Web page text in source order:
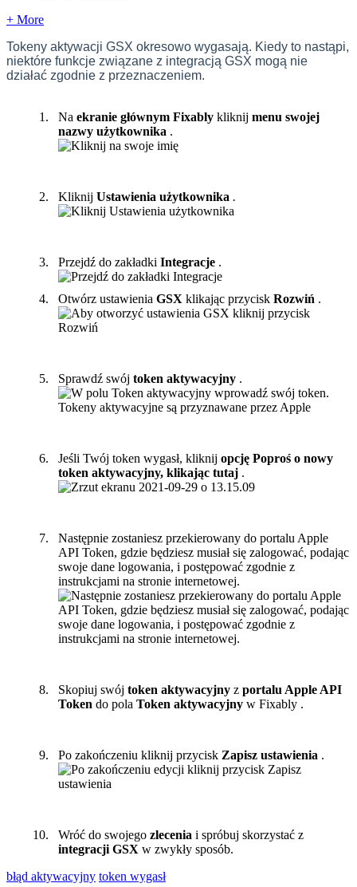
+ More
Tokeny aktywacji GSX okresowo wygasają. Kiedy to nastąpi,
niektóre funkcje związane z integracją GSX mogą nie
działać zgodnie z przeznaczeniem.
Na ekranie głównym Fixably kliknij menu swojej
nazwy użytkownika .
Kliknij Ustawienia użytkownika .
Przejdź do zakładki Integracje .
Otwórz ustawienia GSX klikając przycisk Rozwiń .
Sprawdź swój token aktywacyjny .
Jeśli Twój token wygasł, kliknij opcję Poproś o nowy
token aktywacyjny, klikając tutaj .
Następnie zostaniesz przekierowany do portalu Apple
API Token, gdzie będziesz musiał się zalogować, podając
swoje dane logowania, i postępować zgodnie z
instrukcjami na stronie internetowej.
Skopiuj swój token aktywacyjny z portalu Apple API
Token do pola Token aktywacyjny w Fixably .
Po zakończeniu kliknij przycisk Zapisz ustawienia .
Wróć do swojego zlecenia i spróbuj skorzystać z
integracji GSX w zwykły sposób.
błąd aktywacyjny token wygasł